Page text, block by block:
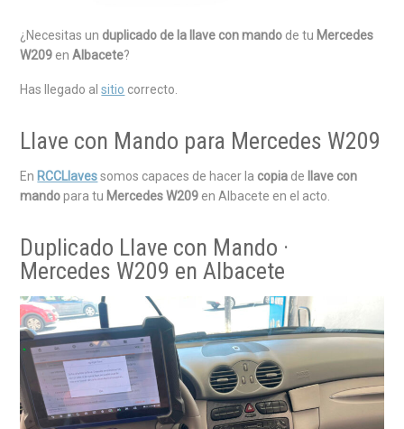
¿Necesitas un duplicado de la llave con mando de tu Mercedes
W209 enAlbacete?
Has llegado alsitio correcto.
Llave con Mando para Mercedes W209
En RCCLlavessomos capaces de hacer la copia de
llave con
mandopara tu Mercedes W209 en Albacete en el acto.
Duplicado Llave con Mando ·
Mercedes W209 en Albacete